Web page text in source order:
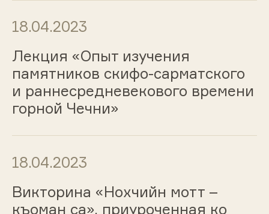
18.04.2023
Лекция «Опыт изучения
памятников скифо-сарматского
и раннесредневекового времени
горной Чечни»
18.04.2023
Викторина «Нохчийн мотт –
къоман са», приуроченная ко